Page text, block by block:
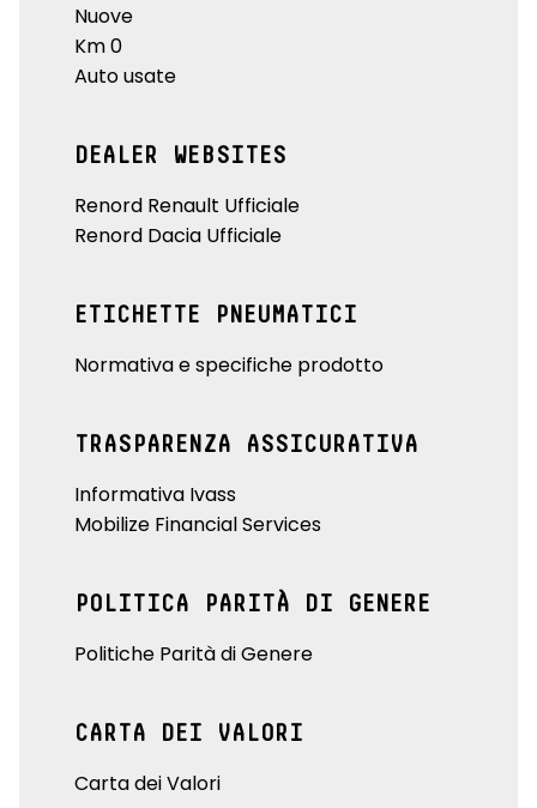
Nuove
Km 0
Auto usate
DEALER WEBSITES
Renord Renault Ufficiale
Renord Dacia Ufficiale
ETICHETTE PNEUMATICI
Normativa e specifiche prodotto
TRASPARENZA ASSICURATIVA
Informativa Ivass
Mobilize Financial Services
POLITICA PARITÀ DI GENERE
Politiche Parità di Genere
CARTA DEI VALORI
Carta dei Valori